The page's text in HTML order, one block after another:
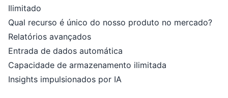
Ilimitado
Qual recurso é único do nosso produto no mercado?
Relatórios avançados
Entrada de dados automática
Capacidade de armazenamento ilimitada
Insights impulsionados por IA